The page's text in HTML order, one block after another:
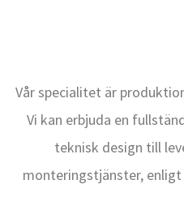
Vår specialitet är
Vi kan erbjuda en
teknisk design till
monteringstjänster, enligt